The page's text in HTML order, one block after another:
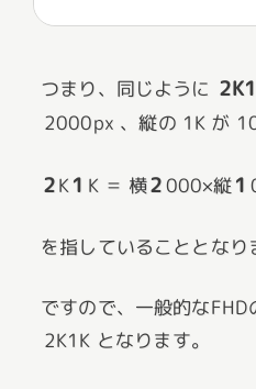
つまり、同じように
2000px 、縦の 1K が
2K1 K ＝ 横2000×縦1
を指していることとなり
ですので、一般的な
2K1K となります。